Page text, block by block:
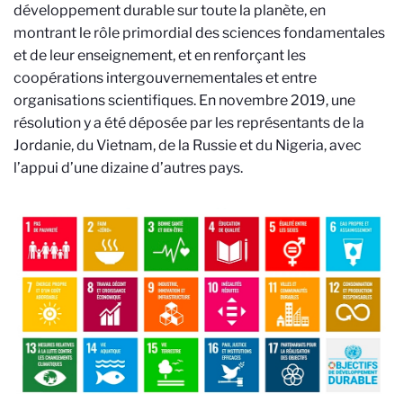
développement durable sur toute la planète, en
montrant le rôle primordial des sciences fondamentales
et de leur enseignement, et en renforçant les
coopérations intergouvernementales et entre
organisations scientifiques. En novembre 2019, une
résolution y a été déposée par les représentants de la
Jordanie, du Vietnam, de la Russie et du Nigeria, avec
l’appui d’une dizaine d’autres pays.